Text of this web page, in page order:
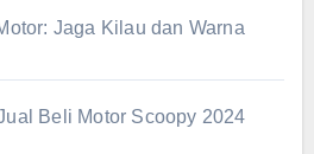
Jaga Kilau dan Warna
Beli Motor Scoopy 2024